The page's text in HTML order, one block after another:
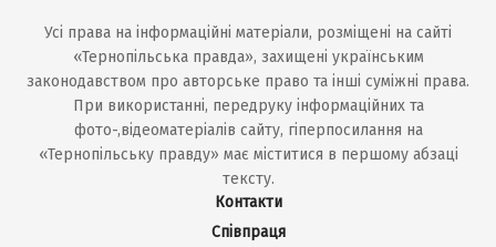
Усі права на інформаційні матеріали, розміщені на сайті
«Тернопільська правда», захищені українським
законодавством про авторське право та інші суміжні права.
При використанні, передруку інформаційних та
фото-,відеоматеріалів сайту, гіперпосилання на
«Тернопільську правду» має міститися в першому абзаці
тексту.
Контакти
Співпраця